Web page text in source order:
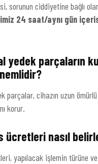
sorunun ciddiyetine bağlı
24 saat/aynı gün
yedek parçaların
parçalar, cihazın uzun ömürlü
korur.
ücretleri nasıl
yapılacak işlemin türüne